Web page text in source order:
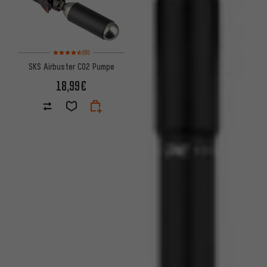
Bewertungen: 4,5 von 5 basierend auf 8 Bewertungen
(8)
SKS Airbuster CO2 Pumpe
18,99€